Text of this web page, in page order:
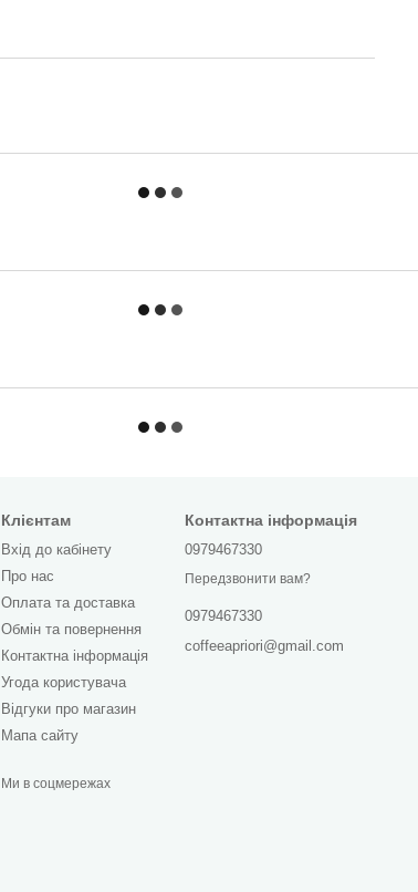
Клієнтам
Вхід до кабінету
Про нас
Оплата та доставка
Обмін та повернення
Контактна інформація
Угода користувача
Відгуки про магазин
Мапа сайту
Ми в соцмережах
Контактна інформація
0979467330
Передзвонити вам?
0979467330
coffeeapriori@gmail.com